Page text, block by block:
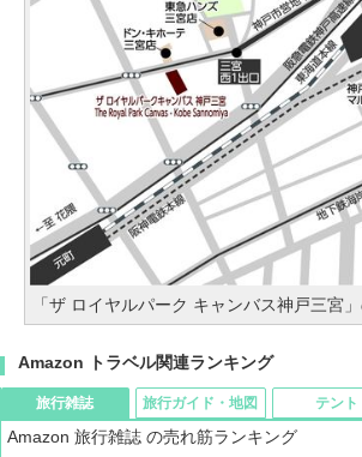
「ザ ロイヤルパーク キャンバス神戸三宮
Amazon トラベル関連ランキング
旅行雑誌
Amazon 旅行雑誌 の売れ筋ランキング
旅行ガイド・地図 テント